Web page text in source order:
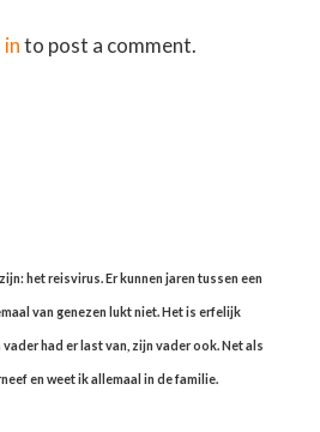
to post a comment.
het reisvirus. Er kunnen jaren tussen een
van genezen lukt niet. Het is erfelijk
had er last van, zijn vader ook. Net als
en weet ik allemaal in de familie.